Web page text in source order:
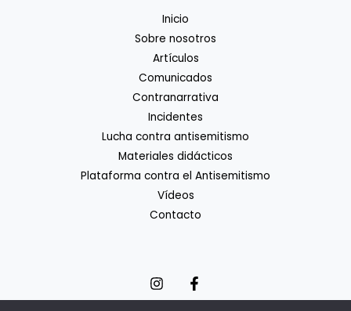
Inicio
Sobre nosotros
Artículos
Comunicados
Contranarrativa
Incidentes
Lucha contra antisemitismo
Materiales didácticos
Plataforma contra el Antisemitismo
Vídeos
Contacto